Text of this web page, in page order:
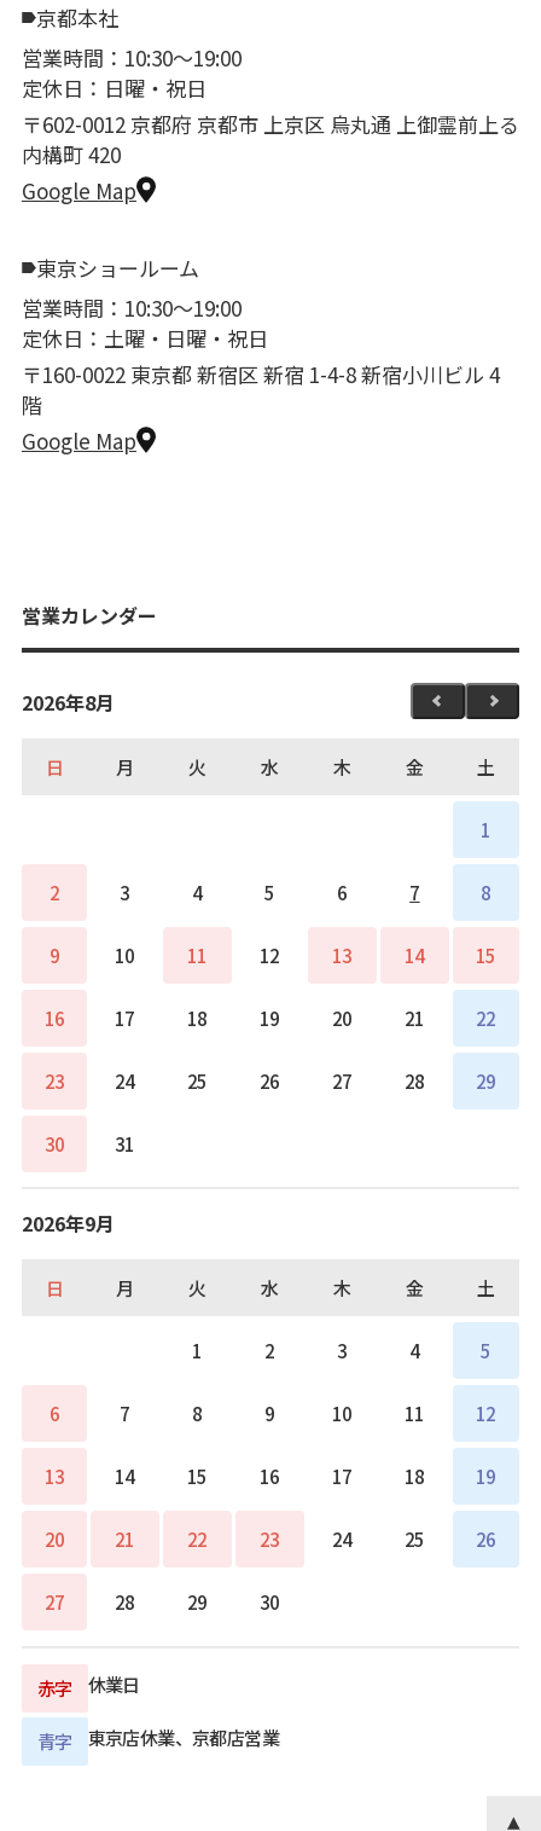
京都本社
営業時間：10:30〜19:00
定休日：日曜・祝日
〒602-0012 京都府 京都市 上京区 烏丸通 上御霊前上る
内構町 420
Google Map
東京ショールーム
営業時間：10:30〜19:00
定休日：土曜・日曜・祝日
〒160-0022 東京都 新宿区 新宿 1-4-8 新宿小川ビル 4
階
Google Map
営業カレンダー
2026年8月
日 月 火 水 木 金 土
1
2 3 4 5 6 7 8
9 10 11 12 13 14 15
16 17 18 19 20 21 22
23 24 25 26 27 28 29
30 31
2026年9月
日 月 火 水 木 金 土
1 2 3 4 5
6 7 8 9 10 11 12
13 14 15 16 17 18 19
20 21 22 23 24 25 26
27 28 29 30
赤字 休業日
青字 東京店休業、京都店営業